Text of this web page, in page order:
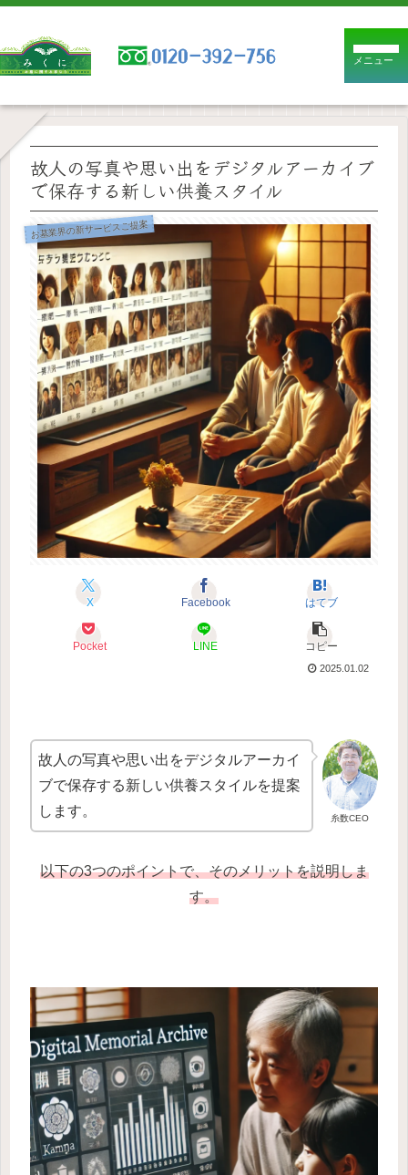
メニュー
故人の写真や思い出をデジタルアーカイブ
で保存する新しい供養スタイル
お墓業界の新サービスご提案
X Facebook はてブ
Pocket LINE コピー
2025.01.02
糸数CEO
故人の写真や思い出をデジタルアーカイ
ブで保存する新しい供養スタイルを提案
します。
以下の3つのポイントで、そのメリットを説明しま
す。